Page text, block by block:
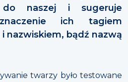
naszej i sugeruje
ich tagiem
nazwiskiem, bądź nazwą
twarzy było testowane